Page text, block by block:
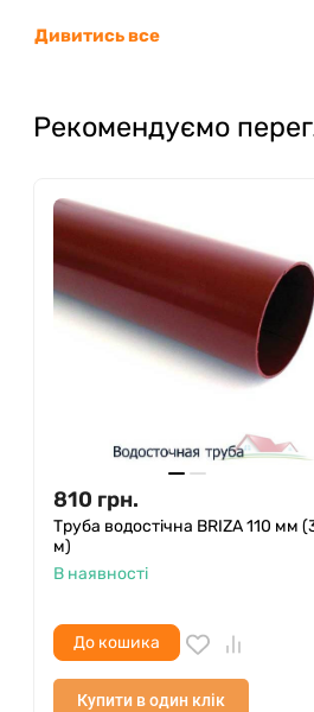
Дивитись все
Рекомендуємо
810 грн.
Труба водостічна BRIZA 110 мм
м)
В наявності
До кошика
Купити в один клік